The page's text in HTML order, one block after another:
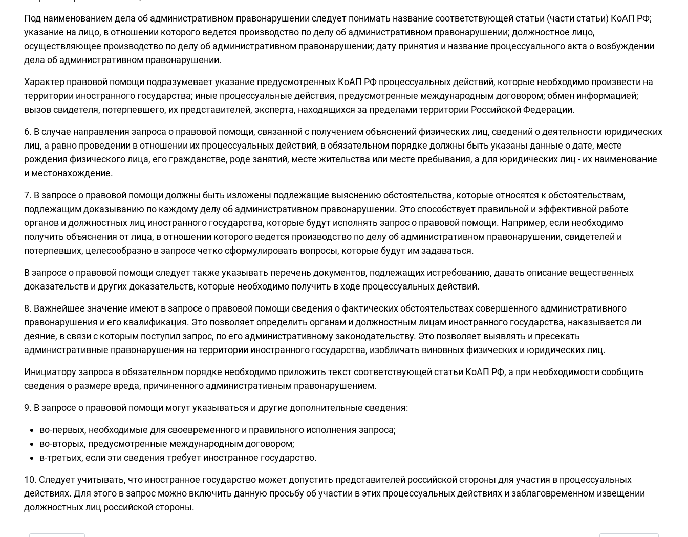
Под наименованием дела об административном правонарушении следует понимать название соответствующей статьи (части статьи) КоАП РФ;
указание на лицо, в отношении которого ведется производство по делу об административном правонарушении; должностное лицо,
осуществляющее производство по делу об административном правонарушении; дату принятия и название процессуального акта о возбуждении
дела об административном правонарушении.
Характер правовой помощи подразумевает указание предусмотренных КоАП РФ процессуальных действий, которые необходимо произвести на
территории иностранного государства; иные процессуальные действия, предусмотренные международным договором; обмен информацией;
вызов свидетеля, потерпевшего, их представителей, эксперта, находящихся за пределами территории Российской Федерации.
6. В случае направления запроса о правовой помощи, связанной с получением объяснений физических лиц, сведений о деятельности юридических
лиц, а равно проведении в отношении их процессуальных действий, в обязательном порядке должны быть указаны данные о дате, месте
рождения физического лица, его гражданстве, роде занятий, месте жительства или месте пребывания, а для юридических лиц - их наименование
и местонахождение.
7. В запросе о правовой помощи должны быть изложены подлежащие выяснению обстоятельства, которые относятся к обстоятельствам,
подлежащим доказыванию по каждому делу об административном правонарушении. Это способствует правильной и эффективной работе
органов и должностных лиц иностранного государства, которые будут исполнять запрос о правовой помощи. Например, если необходимо
получить объяснения от лица, в отношении которого ведется производство по делу об административном правонарушении, свидетелей и
потерпевших, целесообразно в запросе четко сформулировать вопросы, которые будут им задаваться.
В запросе о правовой помощи следует также указывать перечень документов, подлежащих истребованию, давать описание вещественных
доказательств и других доказательств, которые необходимо получить в ходе процессуальных действий.
8. Важнейшее значение имеют в запросе о правовой помощи сведения о фактических обстоятельствах совершенного административного
правонарушения и его квалификация. Это позволяет определить органам и должностным лицам иностранного государства, наказывается ли
деяние, в связи с которым поступил запрос, по его административному законодательству. Это позволяет выявлять и пресекать
административные правонарушения на территории иностранного государства, изобличать виновных физических и юридических лиц.
Инициатору запроса в обязательном порядке необходимо приложить текст соответствующей статьи КоАП РФ, а при необходимости сообщить
сведения о размере вреда, причиненного административным правонарушением.
9. В запросе о правовой помощи могут указываться и другие дополнительные сведения:
во-первых, необходимые для своевременного и правильного исполнения запроса;
во-вторых, предусмотренные международным договором;
в-третьих, если эти сведения требует иностранное государство.
10. Следует учитывать, что иностранное государство может допустить представителей российской стороны для участия в процессуальных
действиях. Для этого в запрос можно включить данную просьбу об участии в этих процессуальных действиях и заблаговременном извещении
должностных лиц российской стороны.